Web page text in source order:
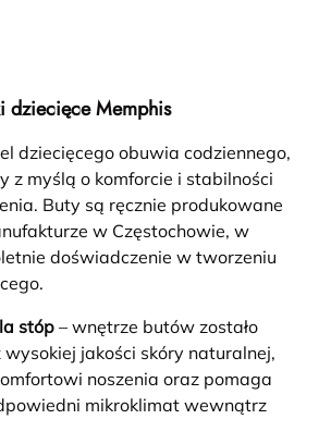
dziecięce Memphis
dziecięcego obuwia codziennego,
z myślą o komforcie i stabilności
Buty są ręcznie produkowane
w Częstochowie, w
doświadczenie w tworzeniu
stóp – wnętrze butów zostało
jakości skóry naturalnej,
noszenia oraz pomaga
mikroklimat wewnątrz